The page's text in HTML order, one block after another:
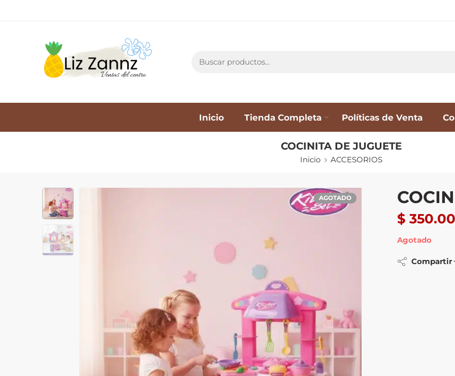
Inicio Tienda Completa Políticas de Venta
COCINITA DE JUGUETE
Inicio ACCESORIOS
AGOTADO
$ 350.00
Agotado
Compartir